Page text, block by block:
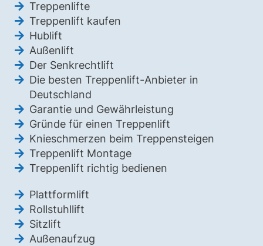
Treppenlifte
Treppenlift kaufen
Hublift
Außenlift
Der Senkrechtlift
Die besten Treppenlift-Anbieter in
Deutschland
Garantie und Gewährleistung
Gründe für einen Treppenlift
Knieschmerzen beim Treppensteigen
Treppenlift Montage
Treppenlift richtig bedienen
Plattformlift
Rollstuhllift
Sitzlift
Außenaufzug